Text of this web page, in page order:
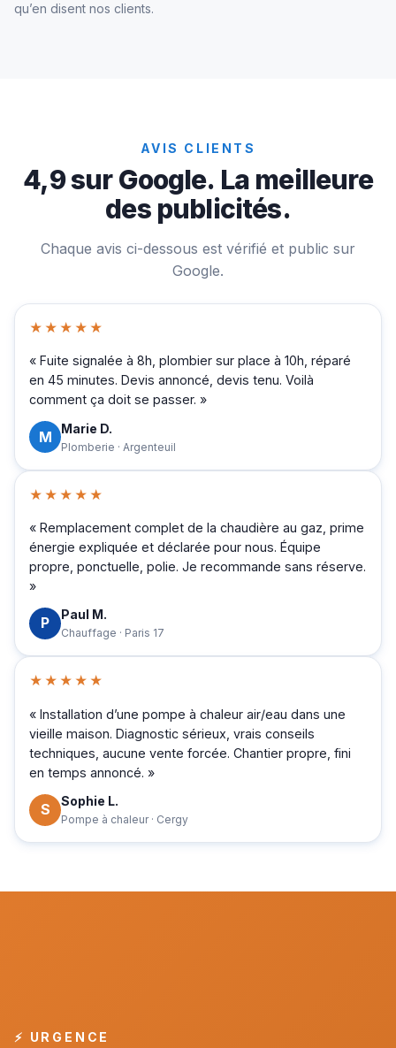
qu’en disent nos clients.
AVIS CLIENTS
4,9 sur Google. La meilleure
des publicités.
Chaque avis ci-dessous est vérifié et public sur
Google.
★★★★★
« Fuite signalée à 8h, plombier sur place à 10h, réparé
en 45 minutes. Devis annoncé, devis tenu. Voilà
comment ça doit se passer. »
M Marie D.
Plomberie · Argenteuil
★★★★★
« Remplacement complet de la chaudière au gaz, prime
énergie expliquée et déclarée pour nous. Équipe
propre, ponctuelle, polie. Je recommande sans réserve.
»
P Paul M.
Chauffage · Paris 17
★★★★★
« Installation d’une pompe à chaleur air/eau dans une
vieille maison. Diagnostic sérieux, vrais conseils
techniques, aucune vente forcée. Chantier propre, fini
en temps annoncé. »
S Sophie L.
Pompe à chaleur · Cergy
⚡ URGENCE